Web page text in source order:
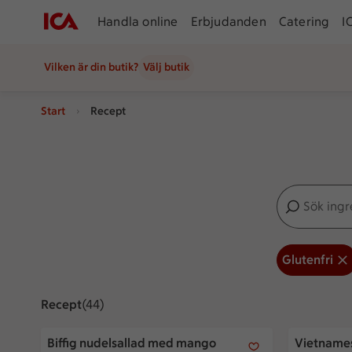
Handla online Erbjudanden Catering
Vilken är din butik? Välj butik
Start Recept
Sök
Inga förslag
Glutenfri
ReceptVisar 44 stycken
(44)
Biffig nudelsallad med mango
Biffig nudelsallad med mango